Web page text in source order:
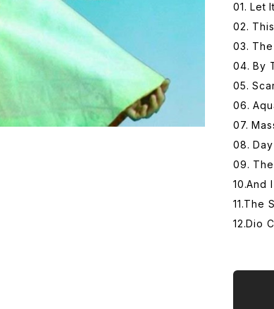
01. Let
02.
03.
04. By
05.
06.
07.
08.
09.
10.And
11.The
12.Dio